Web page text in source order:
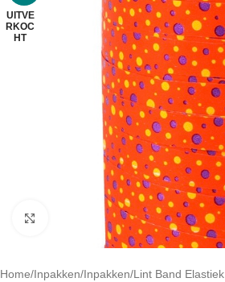
UITVE
RKOC
HT
Click to enlarge
Home/Inpakken/Inpakken/Lint Band Elastiek